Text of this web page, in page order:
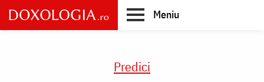
Skip
to
main
Meniu
Predici